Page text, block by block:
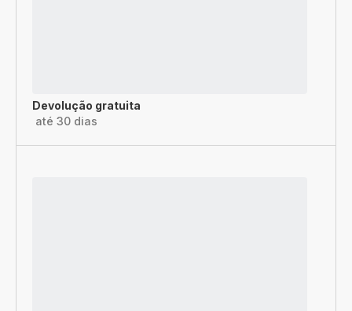
Devolução gratuita
até 30 dias